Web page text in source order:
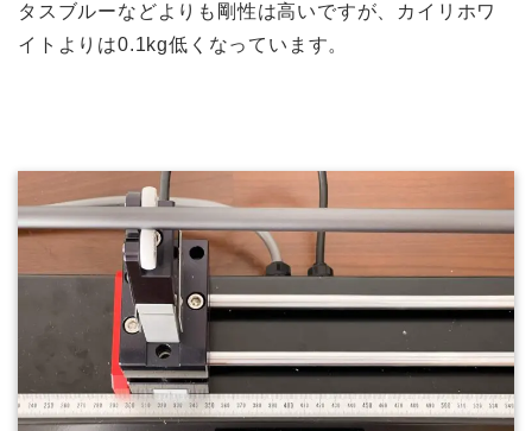
タスブルーなどよりも剛性は高いですが、カイリホワ
イトよりは0.1kg低くなっています。